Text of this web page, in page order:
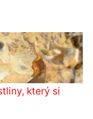
který si